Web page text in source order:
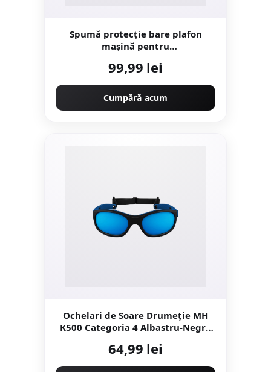
Spumă protecție bare plafon
mașină pentru
99,99 lei
Cumpără acum
Ochelari de Soare Drumeție MH
K500 Categoria 4 Albastru-Negru
64,99 lei